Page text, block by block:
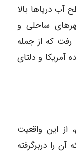
آب دریاها بالا
ساحلی و
که از جمله
آمریکا و دلتای
از این واقعیت
را دربرگرفته